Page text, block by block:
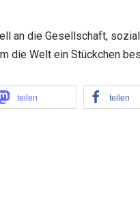
an die Gesellschaft,
die Welt ein Stückchen
teilen teilen